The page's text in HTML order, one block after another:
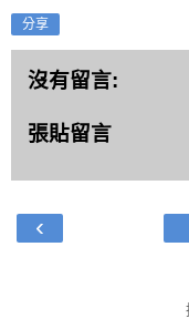
分享
沒有留言:
張貼留言
‹